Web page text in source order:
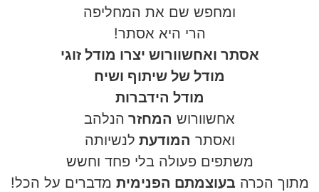
ומחפש שם את המחליפה
הרי היא אסתר!
אסתר ואחשוורוש יצרו מודל זוגי
מודל של שיתוף ושיח
מודל הידברות
אחשוורוש המחזר הנלהב
ואסתר המודעת לנשיותה
משתפים פעולה בלי פחד וחשש
מתוך הכרה בעוצמתם הפנימית מדברים על הכל!